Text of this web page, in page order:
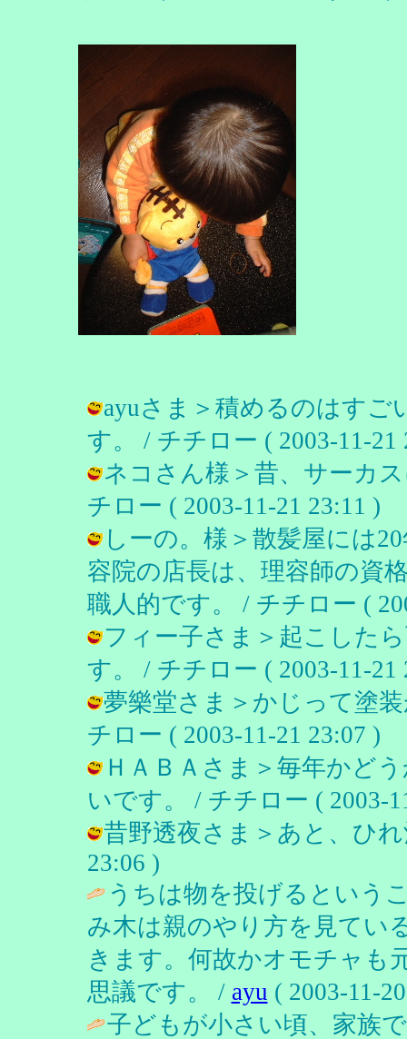
ayuさま＞積めるのはすご
す。 / チチロー ( 2003-11-21
ネコさん様＞昔、サーカ
チロー ( 2003-11-21 23:11 )
しーの。様＞散髪屋には
容院の店長は、理容師の資
職人的です。 / チチロー (
フィー子さま＞起こした
す。 / チチロー ( 2003-11-21
夢樂堂さま＞かじって塗
チロー ( 2003-11-21 23:07 )
ＨＡＢＡさま＞毎年かど
いです。 / チチロー ( 2003-
昔野透夜さま＞あと、ひ
23:06 )
うちは物を投げるという
み木は親のやり方を見てい
きます。何故かオモチャも
思議です。 / ayu ( 2003-11-
子どもが小さい頃、家族